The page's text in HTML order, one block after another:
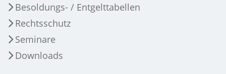
Besoldungs- / Entgelttabellen
Rechtsschutz
Seminare
Downloads